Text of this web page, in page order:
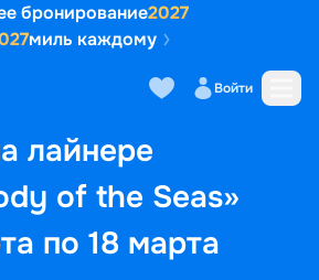
бронирование2027
миль каждому
Войти
лайнере
of the Seas»
по 18 марта
Выбор кают Маршрут и